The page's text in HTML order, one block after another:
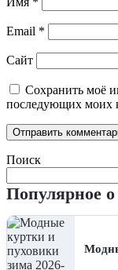
Email *
Сайт
Сохранить моё
последующих моих
Поиск
Популярное о